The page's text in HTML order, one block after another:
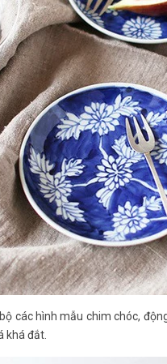
các hình mẫu chim chóc,
khá đắt.